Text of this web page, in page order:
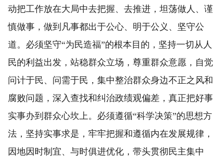
动把工作放在大局中去把握、去推进，坦荡做人、谨
慎做事，做到凡事都出于公心、明于公义、坚守公
道。必须坚守“为民造福”的根本目的，坚持一切从人
民的利益出发，站稳群众立场，尊重群众意愿，自觉
问计于民、问需于民，集中整治群众身边不正之风和
腐败问题，深入查找和纠治政绩观偏差，真正把好事
实事办到群众心坎上。必须遵循“科学决策”的思想方
法，坚持实事求是，牢牢把握和遵循内在发展规律，
因地因时制宜、与时俱进优化，带头贯彻民主集中